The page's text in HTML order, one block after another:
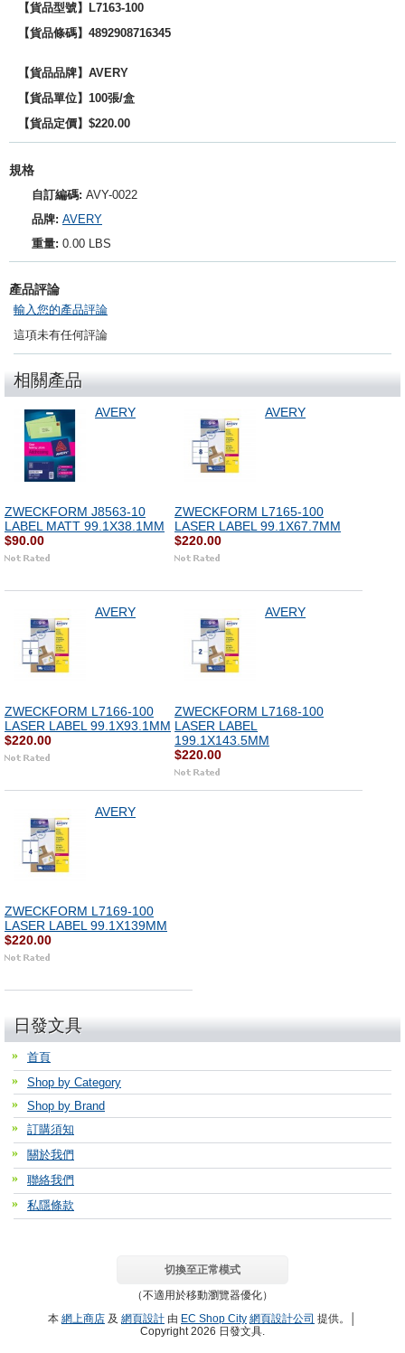
【貨品型號】
L7163-100
【貨品條碼】4892908716345
【貨品品牌】 AVERY
【貨品單位】100張/盒
【貨品定價】$220.00
規格
自訂編碼: AVY-0022
品牌: AVERY
重量: 0.00 LBS
產品評論
輸入您的產品評論
這項未有任何評論
相關產品
AVERY
ZWECKFORM J8563-10
LABEL MATT 99.1X38.1MM
$90.00
AVERY
ZWECKFORM L7165-100
LASER LABEL 99.1X67.7MM
$220.00
AVERY
ZWECKFORM L7166-100
LASER LABEL 99.1X93.1MM
$220.00
AVERY
ZWECKFORM L7168-100
LASER LABEL
199.1X143.5MM
$220.00
AVERY
ZWECKFORM L7169-100
LASER LABEL 99.1X139MM
$220.00
日發文具
首頁
Shop by Category
Shop by Brand
訂購須知
關於我們
聯絡我們
私隱條款
切換至正常模式
（不適用於移動瀏覽器優化）
本 網上商店 及 網頁設計 由 EC Shop City 網頁設計公司 提供。│
Copyright 2026 日發文具.